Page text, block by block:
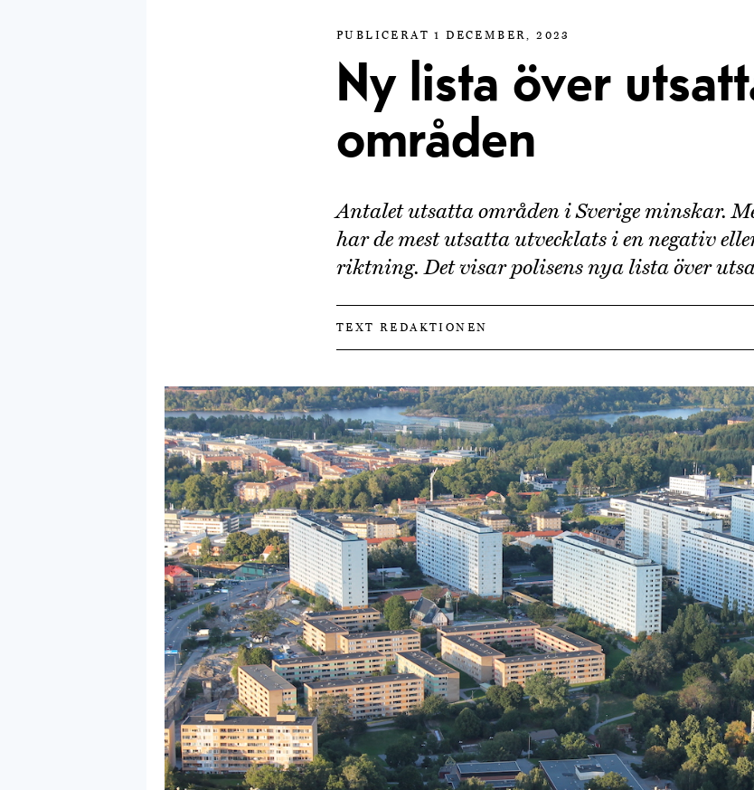
PUBLICERAT 1 DECEMBER, 2023
Ny lista över
områden
Antalet utsatta områden i Sverige minskar.
har de mest utsatta utvecklats i en negativ
riktning. Det visar polisens nya lista över
TEXT REDAKTIONEN